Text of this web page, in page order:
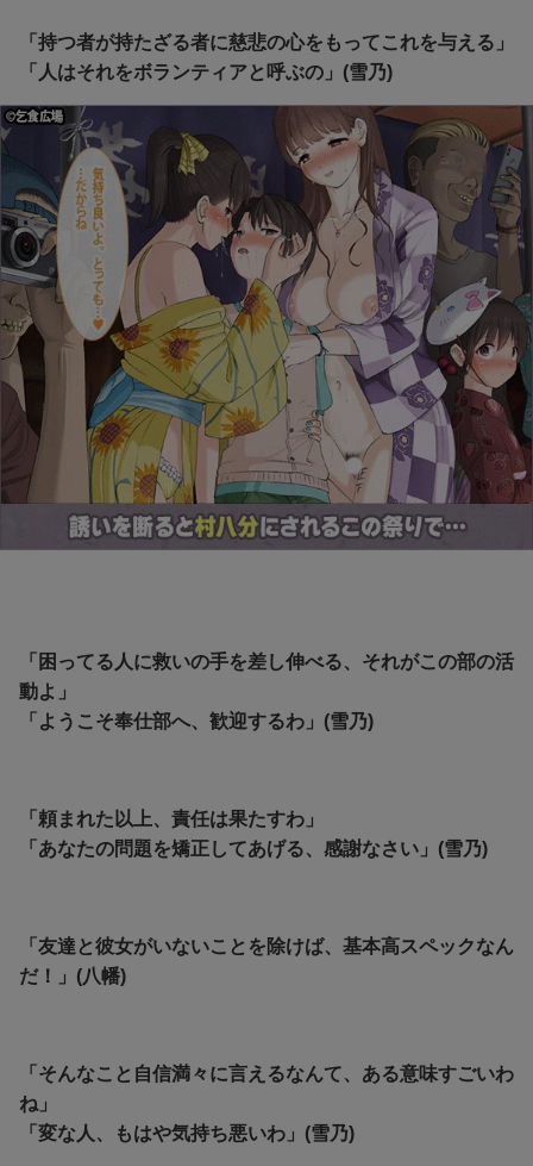
「持つ者が持たざる者に慈悲の心をもってこれを与える」
「人はそれをボランティアと呼ぶの」(雪乃)
「困ってる人に救いの手を差し伸べる、それがこの部の活
動よ」
「ようこそ奉仕部へ、歓迎するわ」(雪乃)
「頼まれた以上、責任は果たすわ」
「あなたの問題を矯正してあげる、感謝なさい」(雪乃)
「友達と彼女がいないことを除けば、基本高スペックなん
だ！」(八幡)
「そんなこと自信満々に言えるなんて、ある意味すごいわ
ね」
「変な人、もはや気持ち悪いわ」(雪乃)